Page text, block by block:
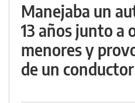
Manejaba un
13 años junto a
menores y
de un conductor